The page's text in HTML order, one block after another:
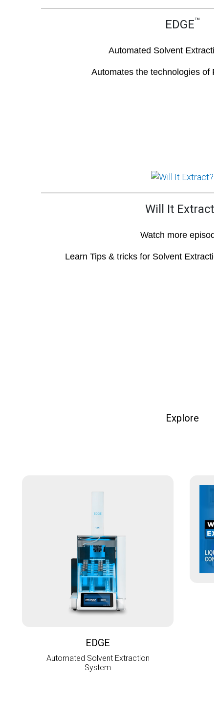
EDGE™
Automated Solvent
Automates the technologies of
Will It Extract?
Watch more
Learn Tips & tricks for Solvent
Explore
EDGE
Automated Solvent Extraction
System